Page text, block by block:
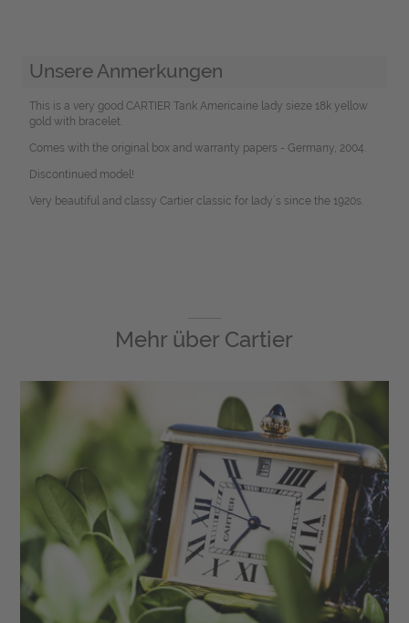
Unsere Anmerkungen
This is a very good CARTIER Tank Americaine lady sieze 18k yellow
gold with bracelet.
Comes with the original box and warranty papers - Germany, 2004.
Discontinued model!
Very beautiful and classy Cartier classic for lady´s since the 1920s.
Mehr über Cartier